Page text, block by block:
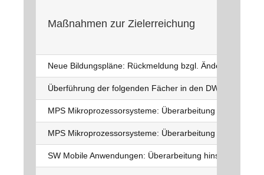
Maßnahmen zur Zielerreichung
Neue Bildungspläne: Rückmeldung bzgl. Änderungen/
Überführung der folgenden Fächer in den DWO-3: Rel,
MPS Mikroprozessorsysteme: Überarbeitung hinsichtlich
MPS Mikroprozessorsysteme: Überarbeitung hinsichtlich
SW Mobile Anwendungen: Überarbeitung hinsichtlich